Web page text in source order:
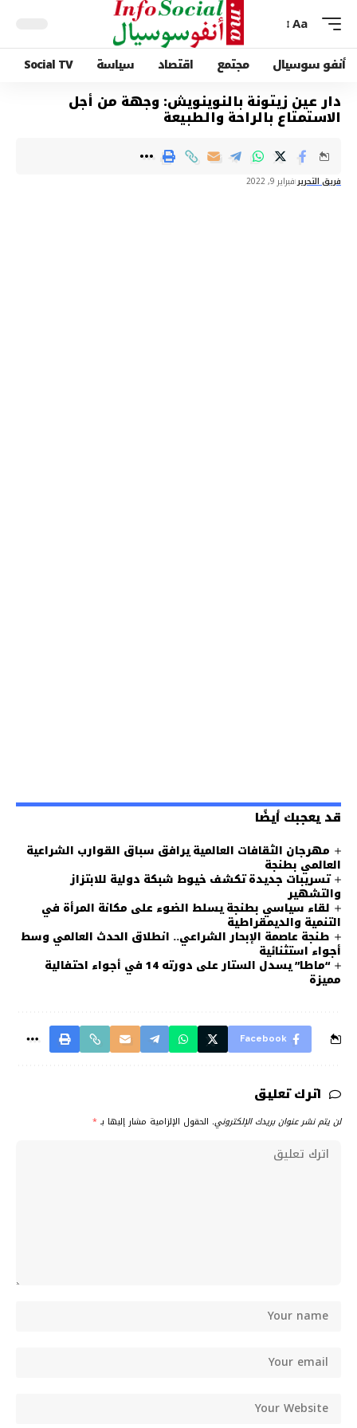
Aa
أنفو سوسيال مجتمع اقتصاد سياسة Social TV
دار عين زيتونة بالنوينويش: وجهة من أجل
الاستمتاع بالراحة والطبيعة
فريق التحرير فبراير 9, 2022
قد يعجبك أيضًا
مهرجان الثقافات العالمية يرافق سباق القوارب الشراعية
العالمي بطنجة
تسريبات جديدة تكشف خيوط شبكة دولية للابتزاز
والتشهير
لقاء سياسي بطنجة يسلط الضوء على مكانة المرأة في
التنمية والديمقراطية
طنجة عاصمة الإبحار الشراعي.. انطلاق الحدث العالمي وسط
أجواء استثنائية
“ماطا” يسدل الستار على دورته 14 في أجواء احتفالية
مميزة
Facebook
اترك تعليق
لن يتم نشر عنوان بريدك الإلكتروني. الحقول الإلزامية مشار إليها بـ *